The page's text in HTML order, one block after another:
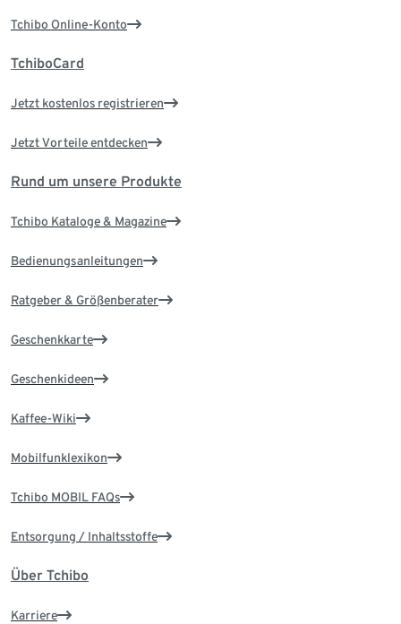
Tchibo Online-Konto
TchiboCard
Jetzt kostenlos registrieren
Jetzt Vorteile entdecken
Rund um unsere Produkte
Tchibo Kataloge & Magazine
Bedienungsanleitungen
Ratgeber & Größenberater
Geschenkkarte
Geschenkideen
Kaffee-Wiki
Mobilfunklexikon
Tchibo MOBIL FAQs
Entsorgung / Inhaltsstoffe
Über Tchibo
Karriere